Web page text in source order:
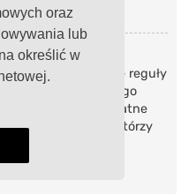
oraz
lub
określić w
odpowiednie reguły
od danego
obraźliwe prywatne
witryny, którzy
wysyłania